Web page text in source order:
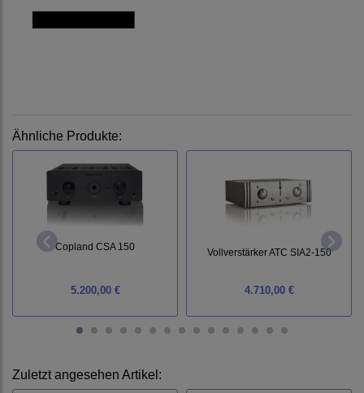
Ähnliche Produkte:
Copland CSA 150
5.200,00 €
Vollverstärker ATC SIA2-150
4.710,00 €
Zuletzt angesehen Artikel: